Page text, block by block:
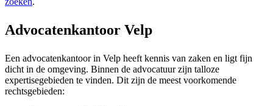
Advocatenkantoor Velp
Een advocatenkantoor in Velp heeft kennis van zaken en ligt fijn
dicht in de omgeving. Binnen de advocatuur zijn talloze
expertisegebieden te vinden. Dit zijn de meest voorkomende
rechtsgebieden: